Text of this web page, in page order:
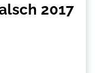
2017